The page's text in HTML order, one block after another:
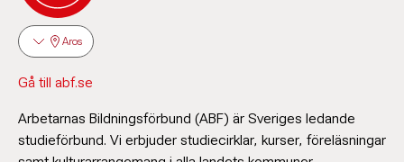
Aros
Gå till abf.se
Arbetarnas Bildningsförbund (ABF) är Sveriges ledande
studieförbund. Vi erbjuder studiecirklar, kurser, föreläsningar